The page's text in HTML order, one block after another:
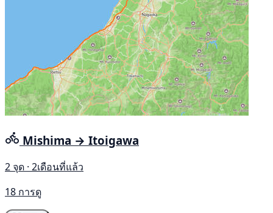
Mishima → Itoigawa
2 จุด · 2เดือนที่แล้ว
18 การดู